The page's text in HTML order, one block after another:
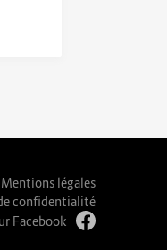
Mentions légales
confidentialité
Facebook